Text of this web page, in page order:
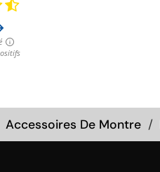
Accessoires De Montre